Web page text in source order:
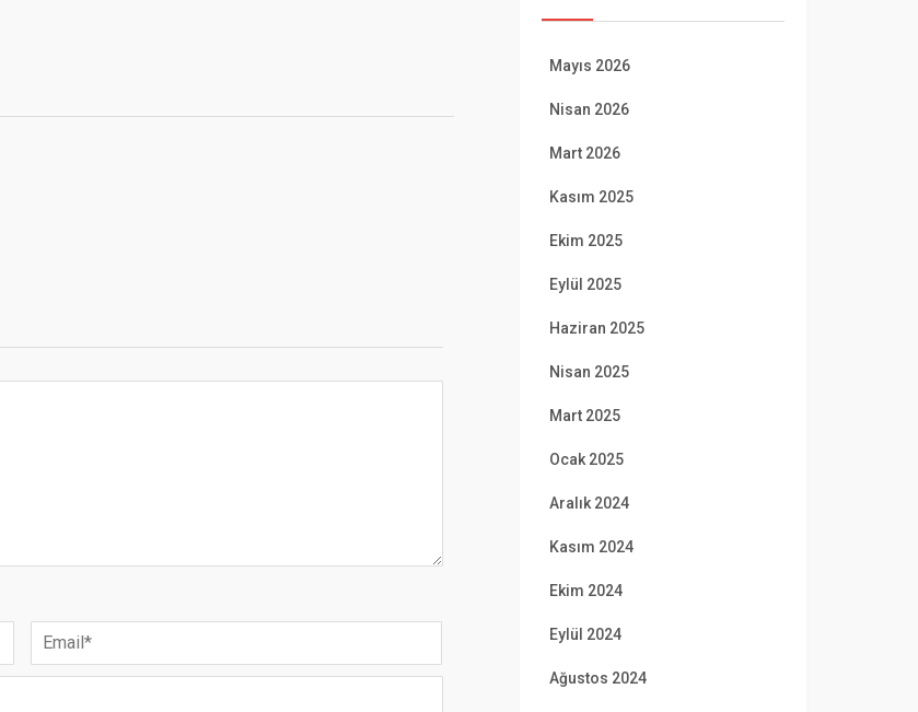
Mayıs 2026
Nisan 2026
Mart 2026
Kasım 2025
Ekim 2025
Eylül 2025
Haziran 2025
Nisan 2025
Mart 2025
Ocak 2025
Aralık 2024
Kasım 2024
Ekim 2024
Eylül 2024
Ağustos 2024